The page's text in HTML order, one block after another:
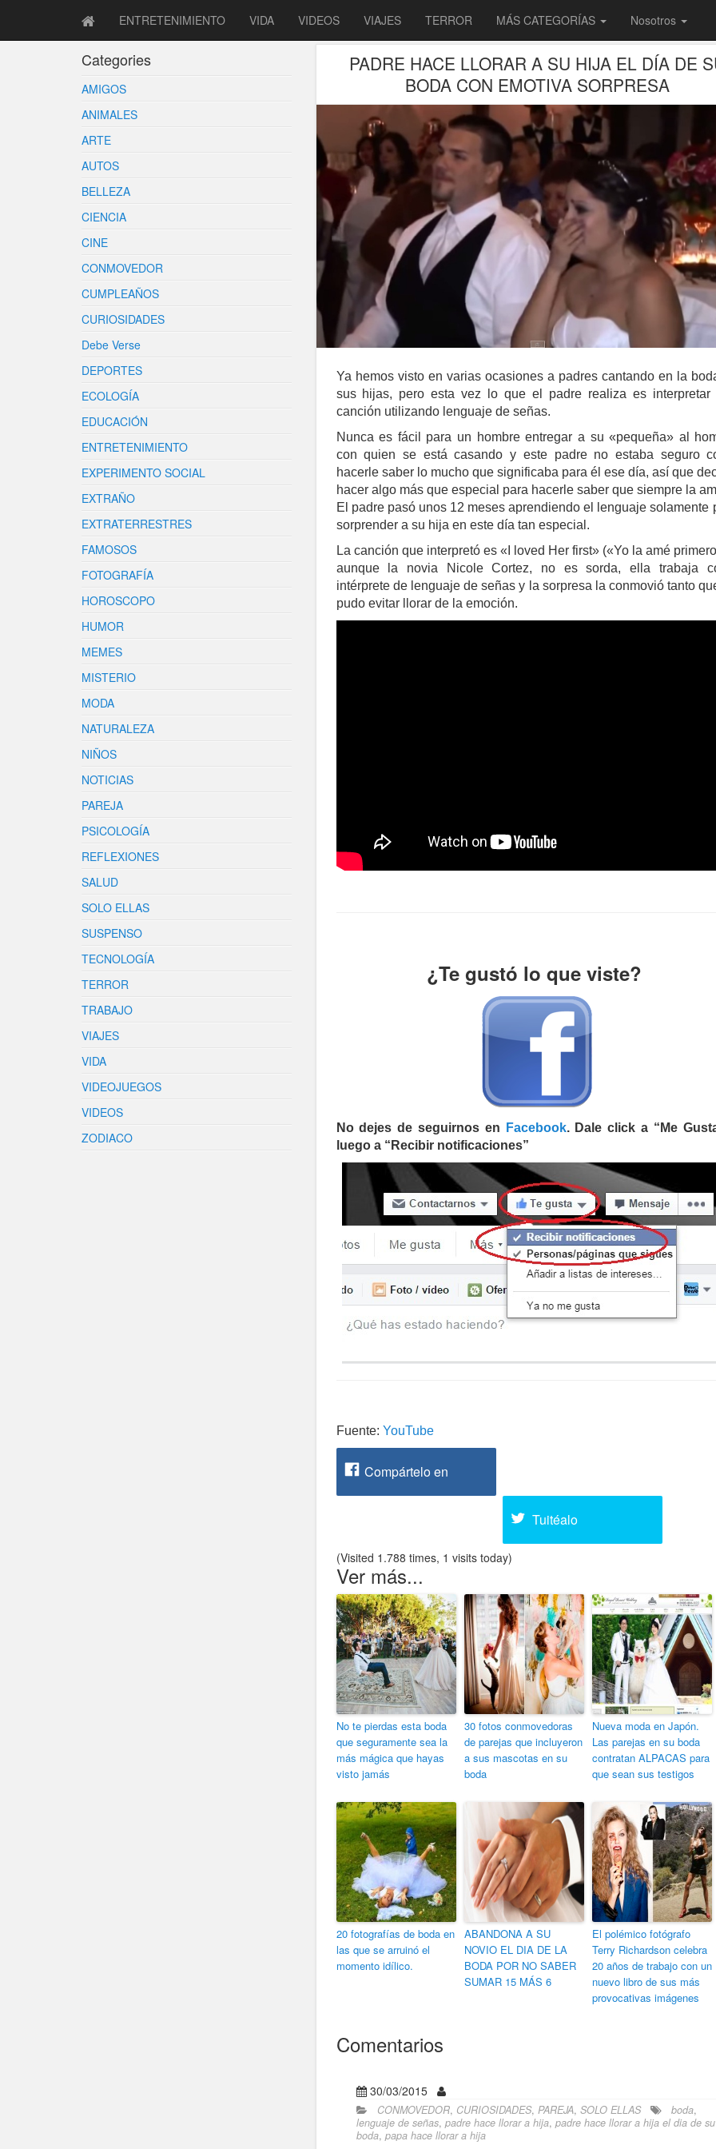
ENTRETENIMIENTO VIDA VIDEOS VIAJES TERROR MÁS CATEGORÍAS Nosotros
Categories
AMIGOS
ANIMALES
ARTE
AUTOS
BELLEZA
CIENCIA
CINE
CONMOVEDOR
CUMPLEAÑOS
CURIOSIDADES
Debe Verse
DEPORTES
ECOLOGÍA
EDUCACIÓN
ENTRETENIMIENTO
EXPERIMENTO SOCIAL
EXTRAÑO
EXTRATERRESTRES
FAMOSOS
FOTOGRAFÍA
HOROSCOPO
HUMOR
MEMES
MISTERIO
MODA
NATURALEZA
NIÑOS
NOTICIAS
PAREJA
PSICOLOGÍA
REFLEXIONES
SALUD
SOLO ELLAS
SUSPENSO
TECNOLOGÍA
TERROR
TRABAJO
VIAJES
VIDA
VIDEOJUEGOS
VIDEOS
ZODIACO
PADRE HACE LLORAR A SU HIJA EL DÍA DE
BODA CON EMOTIVA SORPRESA
Ya hemos visto en varias ocasiones a padres cantando en la
sus hijas, pero esta vez lo que el padre realiza es interpretar
canción utilizando lenguaje de señas.
Nunca es fácil para un hombre entregar a su «pequeña» al
con quien se está casando y este padre no estaba seguro
hacerle saber lo mucho que significaba para él ese día, así que
hacer algo más que especial para hacerle saber que siempre la
El padre pasó unos 12 meses aprendiendo el lenguaje solamente
sorprender a su hija en este día tan especial.
La canción que interpretó es «I loved Her first» («Yo la amé
aunque la novia Nicole Cortez, no es sorda, ella trabaja
intérprete de lenguaje de señas y la sorpresa la conmovió tanto
pudo evitar llorar de la emoción.
¿Te gustó lo que viste?
No dejes de seguirnos en Facebook. Dale click a “Me
luego a “Recibir notificaciones”
Fuente: YouTube
Compártelo en
Tuitéalo
(Visited 1.788 times, 1 visits today)
Ver más...
No te pierdas esta boda
que seguramente sea la
más mágica que hayas
visto jamás
30 fotos conmovedoras
de parejas que incluyeron
a sus mascotas en su
boda
Nueva moda en Japón.
Las parejas en su boda
contratan ALPACAS para
que sean sus testigos
20 fotografías de boda en
las que se arruinó el
momento idílico.
ABANDONA A SU
NOVIO EL DIA DE LA
BODA POR NO SABER
SUMAR 15 MÁS 6
El polémico fotógrafo
Terry Richardson celebra
20 años de trabajo con un
nuevo libro de sus más
provocativas imágenes
Comentarios
30/03/2015
CONMOVEDOR, CURIOSIDADES, PAREJA, SOLO ELLAS boda,
lenguaje de señas, padre hace llorar a hija, padre hace llorar a hija el dia de su
boda, papa hace llorar a hija